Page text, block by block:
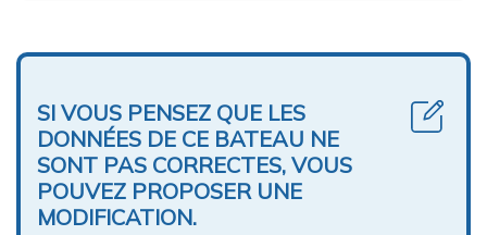
SI VOUS PENSEZ QUE LES
DONNÉES DE CE BATEAU NE
SONT PAS CORRECTES, VOUS
POUVEZ PROPOSER UNE
MODIFICATION.